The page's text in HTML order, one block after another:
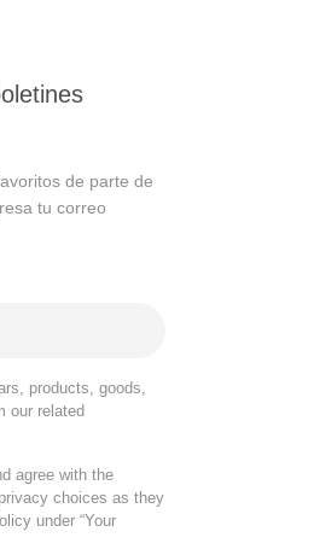
de parte de
tu correo
products, goods,
our related
agree with the
choices as they
under “Your